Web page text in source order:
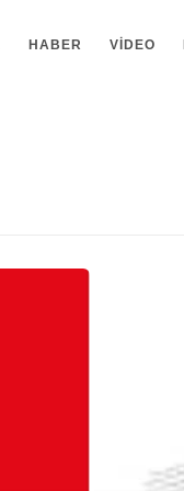
HABER VIDEO